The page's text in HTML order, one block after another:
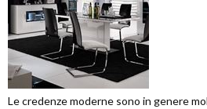
Le credenze moderne sono in genere